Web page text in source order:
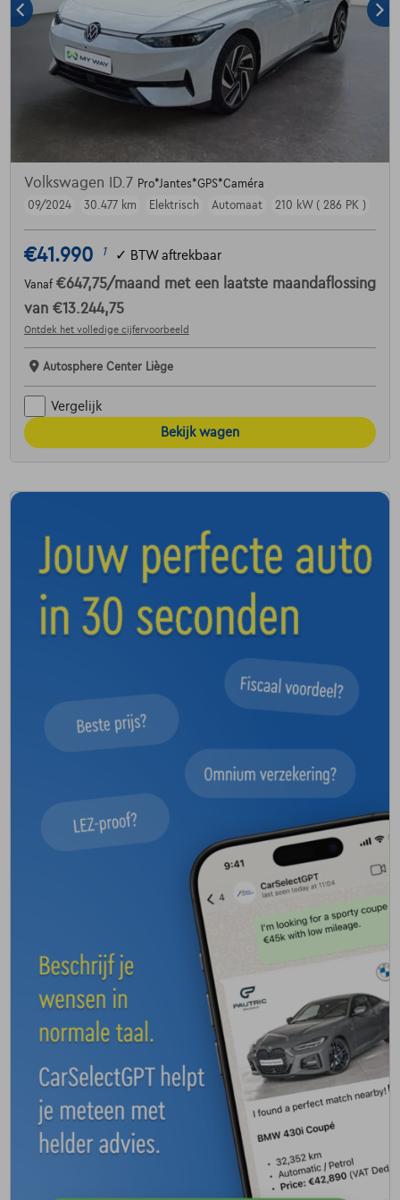
Volkswagen ID.7 Pro*Jantes*GPS*Caméra
09/2024
30.477 km Elektrisch Automaat 210 kW ( 286 PK )
€41.990 1 ✓ BTW aftrekbaar
Vanaf €647,75/maand met een laatste maandaflossing
van €13.244,75
Ontdek het volledige cijfervoorbeeld
Autosphere Center Liège
Vergelijk
Bekijk wagen